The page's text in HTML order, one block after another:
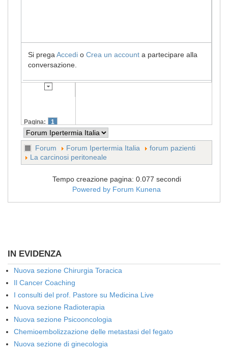
Si prega Accedi o Crea un account a partecipare alla
conversazione.
Pagina: 1
Forum Forum Ipertermia Italia
forum pazienti
La carcinosi peritoneale
Tempo creazione pagina: 0.077 secondi
Powered by Forum Kunena
IN EVIDENZA
Nuova sezione Chirurgia Toracica
Il Cancer Coaching
I consulti del prof. Pastore su Medicina Live
Nuova sezione Radioterapia
Nuova sezione Psicooncologia
Chemioembolizzazione delle metastasi del fegato
Nuova sezione di ginecologia